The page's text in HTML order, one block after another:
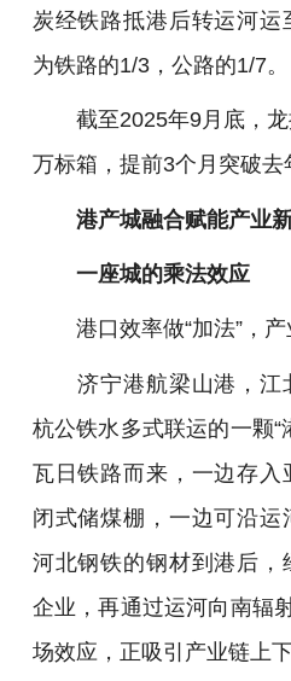
炭经铁路抵港后转运河运
为铁路的1/3，公路的1/7。
截至2025年9月底，龙
万标箱，提前3个月突破去
港产城融合赋能产业
一座城的乘法效应
港口效率做“加法”，产
济宁港航梁山港，江
杭公铁水多式联运的一颗“
瓦日铁路而来，一边存
闭式储煤棚，一边可沿运
河北钢铁的钢材到港后
企业，再通过运河向南辐
场效应，正吸引产业链上